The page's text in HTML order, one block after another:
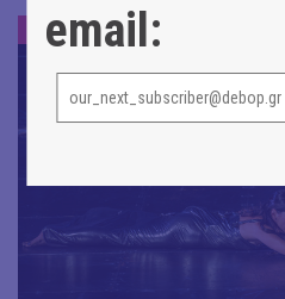
ΕΝΤΥΠΩΣΕΙΣ
email: